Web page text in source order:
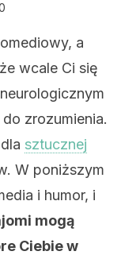
a
wcale Ci się
zrozumienia.
sztucznej
W poniższym
i humor, i
mogą
Ciebie w